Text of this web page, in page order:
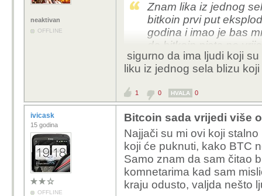
neaktivan
OFFLINE
Znam lika iz jednog
bitkoin prvi put
godina i imao je bas
da bitkoin nista ne
se obogatio, uzeo
Bitkoin i te kako ima
bitkoin milionera, a
sigurno da ima ljudi koji
liku iz jednog sela blizu
1 0 HVALA 0
ivicask
15 godina
OFFLINE
Bitcoin sada vrijedi više
Najjači su mi ovi koji
koji će puknuti, kako BTC
Samo znam da sam čitao
komnetarima kad sam
kraju odusto, valjda nešto